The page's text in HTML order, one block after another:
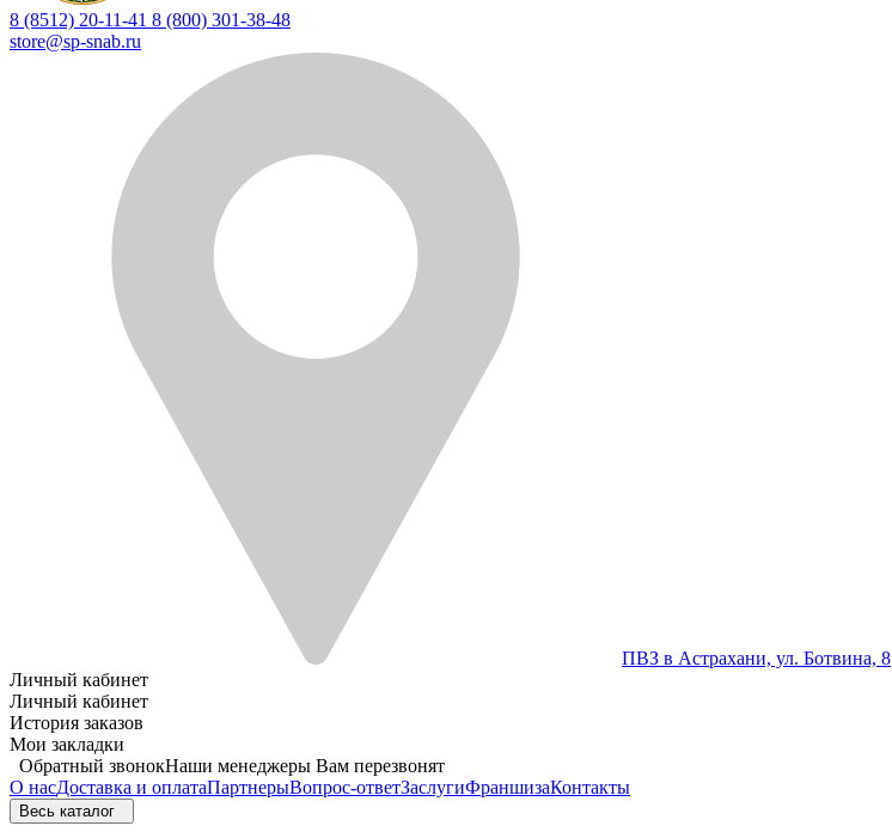
8 (8512) 20-11-41 8 (800) 301-38-48
store@sp-snab.ru
ПВЗ в Астрахани, ул. Ботвина, 8
Личный кабинет
Личный кабинет
История заказов
Мои закладки
Обратный звонокНаши менеджеры Вам перезвонят
О насДоставка и оплатаПартнерыВопрос-ответЗаслугиФраншизаКонтакты
Весь каталог